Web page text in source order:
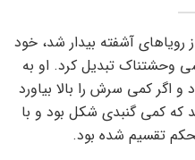
رویاهای آشفته بیدار شد، خود
وحشتناک تبدیل کرد. او به
و اگر کمی سرش را بالا بیاورد
که کمی گنبدی شکل بود و با
تقسیم شده بود.